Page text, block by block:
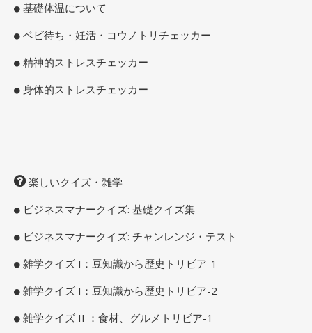
基礎体温について
ベビ待ち・妊活・コウノトリチェッカー
精神的ストレスチェッカー
身体的ストレスチェッカー
楽しいクイズ・雑学
ビジネスマナークイズ: 基礎クイズ集
ビジネスマナークイズ: チャンレンジ・テスト
雑学クイズ I：豆知識から歴史トリビア-1
雑学クイズ I：豆知識から歴史トリビア-2
雑学クイズ II ：食材、グルメトリビア-1